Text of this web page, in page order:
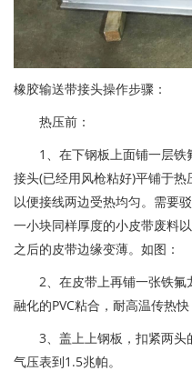
橡胶输送带接头操作步骤：
热压前：
1、在下钢板上面铺一层铁
接头(已经用风枪粘好)平铺于热
以便接线两边受热均匀。需要
一小块同样厚度的小皮带废料
之后的皮带边缘变薄。如图：
2、在皮带上再铺一张铁氟
融化的PVC粘合，耐高温传热快
3、盖上上钢板，扣紧两头
气压表到1.5兆帕。